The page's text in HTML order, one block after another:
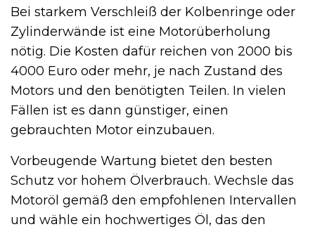
Bei starkem Verschleiß der Kolbenringe oder
Zylinderwände ist eine Motorüberholung
nötig. Die Kosten dafür reichen von 2000 bis
4000 Euro oder mehr, je nach Zustand des
Motors und den benötigten Teilen. In vielen
Fällen ist es dann günstiger, einen
gebrauchten Motor einzubauen.
Vorbeugende Wartung bietet den besten
Schutz vor hohem Ölverbrauch. Wechsle das
Motoröl gemäß den empfohlenen Intervallen
und wähle ein hochwertiges Öl, das den